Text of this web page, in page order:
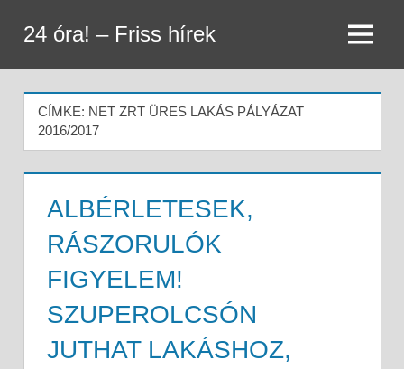
content
24 óra! – Friss hírek Menu
CÍMKE: NET ZRT ÜRES LAKÁS PÁLYÁZAT
2016/2017
ALBÉRLETESEK,
RÁSZORULÓK
FIGYELEM!
SZUPEROLCSÓN
JUTHAT LAKÁSHOZ,